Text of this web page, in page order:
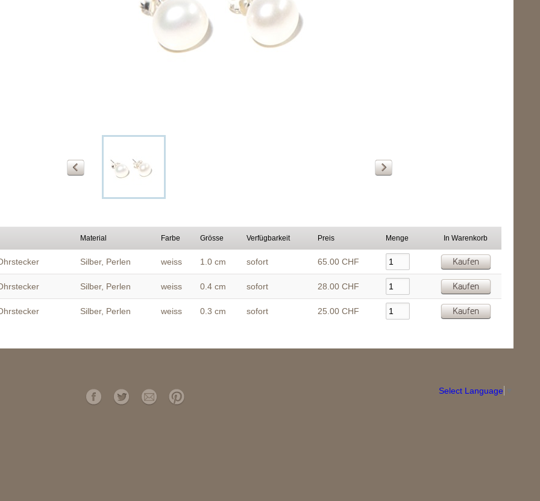
Material Farbe Grösse Verfügbarkeit Preis Menge In Warenkorb
Silber, Perlen weiss 1.0 cm sofort 65.00 CHF Kaufen
Silber, Perlen weiss 0.4 cm sofort 28.00 CHF Kaufen
Silber, Perlen weiss 0.3 cm sofort 25.00 CHF Kaufen
Select Language